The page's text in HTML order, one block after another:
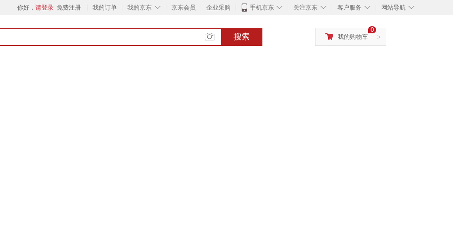
你好， 请登录 免费注册 我的订单 ◇
我的京东 京东会员 企业采购 ◇
手机京东 ◇
关注京东 ◇
客户服务 ◇
网站导航
搜索 >
0
我的购物车